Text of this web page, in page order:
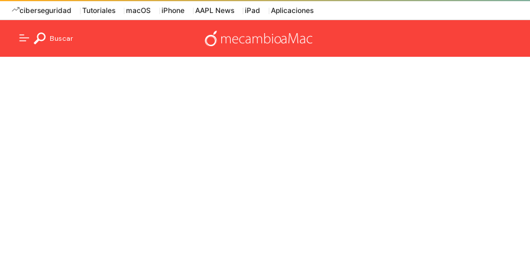
ciberseguridad Tutoriales macOS iPhone AAPL News iPad Aplicaciones
Buscar